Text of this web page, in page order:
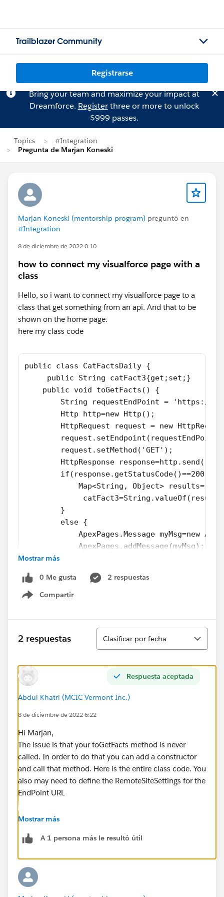
Trailblazer Community
Registrarse
Bring your team and maximize your impact at
Dreamforce. Registerthree or more to unlock
$999 passes.
Topics
#Integration
Pregunta de Marjan Koneski
Marjan Koneski (mentorship program) preguntó en
#Integration
8 de diciembre de 2022 0:10
how to connect my visualforce page with a
class
Hello, so i want to connect my visualforce page to a
class that get something from an api. And that to be
shown on the home page.
here my class code
public class CatFactsDaily {
     public String catFact3{get;set;}
    public void toGetFacts() {
String requestEndPoint = 'https://
        Http http=new Http();
HttpRequest request = new
        request.setMethod('GET');
HttpResponse
        if(response.getStatusCode()==200){
Map<String, Object>
        }
        else {
ApexPages.Message myMsg=new
            ApexPages.addMessage(myMsg);
        }
    }
}
<apex:page controller="CatFactsDaily" >
<apex:pageBlock title="Cat Fact of the
        <apex:pageBlockSection >
<apex:pageMessages ></
<apex:outputText
        </apex:pageBlockSection>
    </apex:pageBlock>
and this is what i get
I ve tried this same api with for and account, and it
works, but i cannot make it work for the home page​​​​​​​
Mostrar más
0 Me gusta
2 respuestas
Compartir
Show menu
2 respuestas
Ordenar
Clasificar por fecha
Respuesta aceptada
Abdul Khatri (MCIC Vermont Inc.)
8 de diciembre de 2022 6:22
Hi Marjan,
The issue is that your toGetFacts method is never
called. In order to do that you can add a constructor
and call that method. Here is the entire class code. You
also may need to define the RemoteSiteSettings for the
EndPoint URL
    public String catFact3{ get; set; }
    }
    public void toGetFacts() {
Mostrar más
A 1 persona más le resultó útil